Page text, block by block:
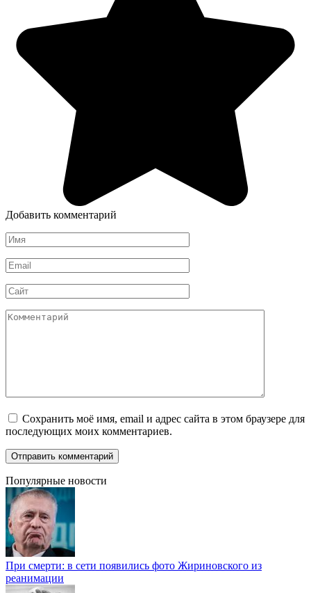
Добавить комментарий
Имя
*
Email
*
Сайт
Комментарий
Сохранить моё имя, email и адрес сайта в этом браузере для
последующих моих комментариев.
Популярные новости
При смерти: в сети появились фото Жириновского из
реанимации